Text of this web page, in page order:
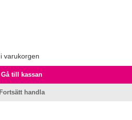
varukorgen
Gå till kassan
Fortsätt handla